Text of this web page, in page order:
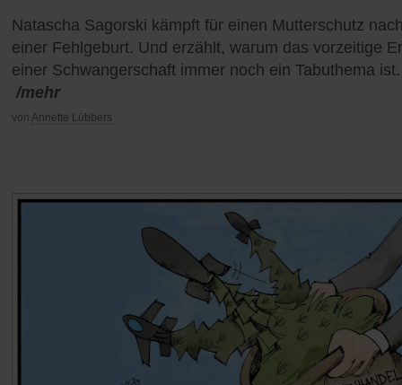
Natascha Sagorski kämpft für einen Mutterschutz
einer Fehlgeburt. Und erzählt, warum das vorzeitige
einer Schwangerschaft immer noch ein Tabuthema ist.
/mehr
von Annette Lübbers